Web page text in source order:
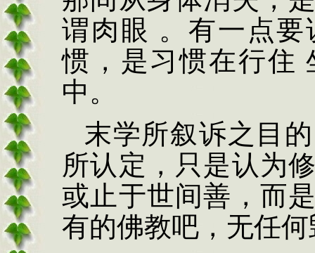
谓肉眼 。有一点要
惯 ， 是习惯在行住
中。
末学所叙诉之目的
所认定 ， 只是认为
或止于世间善 ， 而
有的佛教吧 ， 无任